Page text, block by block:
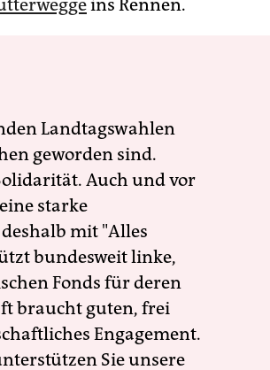
ins Rennen.
Landtagswahlen
geworden sind.
Auch und vor
starke
mit "Alles
bundesweit linke,
Fonds für deren
braucht guten, frei
Engagement.
Sie unsere